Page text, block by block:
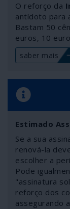
O reforço da
antídoto para
Bastam 50
euros, 10
saber mais
Estimado
Se a sua
renová-la
escolher a
Pode
"assinatura
reforço dos
assegurando